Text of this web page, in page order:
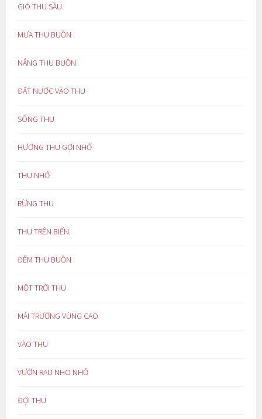
GIÓ THU SẦU
MƯA THU BUỒN
NẮNG THU BUỒN
ĐẤT NƯỚC VÀO THU
SÔNG THU
HƯƠNG THU GỢI NHỚ
THU NHỚ
RỪNG THU
THU TRÊN BIỂN
ĐÊM THU BUỒN
MỘT TRỜI THU
MÁI TRƯỜNG VÙNG CAO
VÀO THU
VƯỜN RAU NHO NHỎ
ĐỢI THU